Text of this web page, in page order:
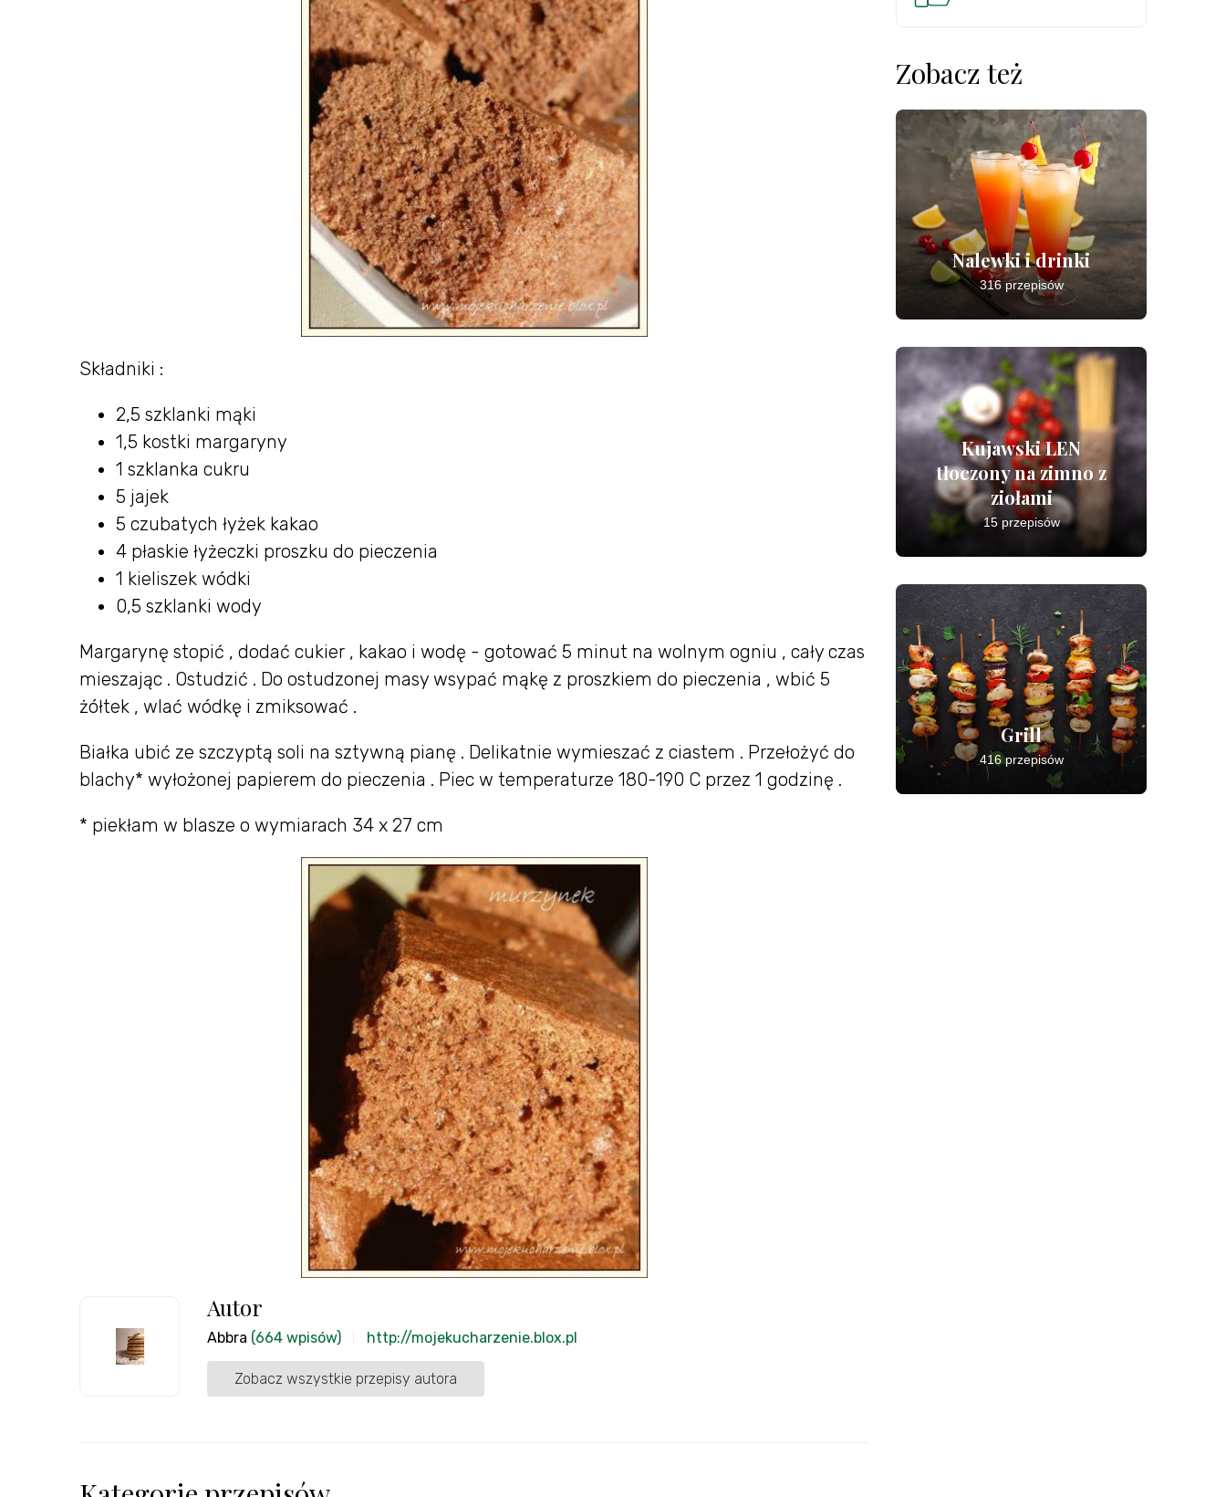
Składniki :
2,5 szklanki mąki
1,5 kostki margaryny
1 szklanka cukru
5 jajek
5 czubatych łyżek kakao
4 płaskie łyżeczki proszku do pieczenia
1 kieliszek wódki
0,5 szklanki wody
Margarynę stopić , dodać cukier , kakao i wodę - gotować 5 minut na wolnym ogniu , cały czas
mieszając . Ostudzić . Do ostudzonej masy wsypać mąkę z proszkiem do pieczenia , wbić 5
żółtek , wlać wódkę i zmiksować .
Białka ubić ze szczyptą soli na sztywną pianę . Delikatnie wymieszać z ciastem . Przełożyć do
blachy* wyłożonej papierem do pieczenia . Piec w temperaturze 180-190 C przez 1 godzinę .
* piekłam w blasze o wymiarach 34 x 27 cm
Autor
Abbra (664 wpisów) http://mojekucharzenie.blox.pl
Zobacz wszystkie przepisy autora
Zobacz też
Nalewki i drinki
316 przepisów
Kujawski LEN
tłoczony na zimno z
ziołami
15 przepisów
Grill
416 przepisów